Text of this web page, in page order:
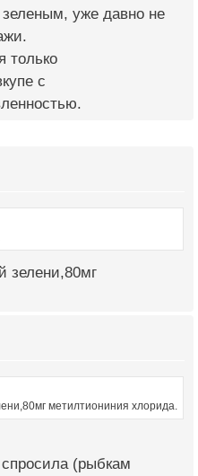
уже давно не
только
с
зелени,80мг
метилтиониния хлорида.
(рыбкам